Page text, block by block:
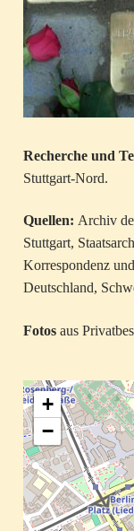
Recherche und
Stuttgart-Nord.
Quellen: Archiv
Stuttgart,
Korrespondenz
Deutschland,
Fotos aus
+
−